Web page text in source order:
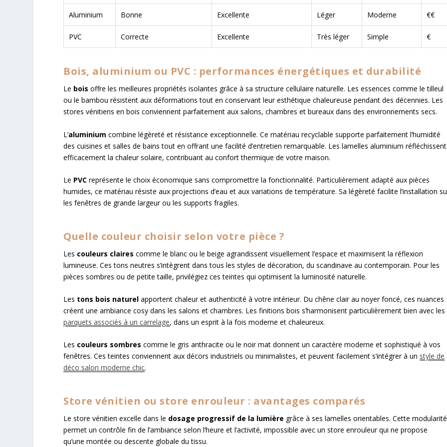
Aluminium Bonne Excellente Léger Moderne €€
PVC Correcte Excellente Très léger Simple €
Bois, aluminium ou PVC : performances énergétiques et durabilité
Le bois offre les meilleures propriétés isolantes grâce à sa structure cellulaire naturelle. Les essences comme le tilleul
ou le bambou résistent aux déformations tout en conservant leur esthétique chaleureuse pendant des décennies. Les
stores vénitiens en bois conviennent parfaitement aux salons, chambres et bureaux dans des environnements secs.
L’aluminium combine légèreté et résistance exceptionnelle. Ce matériau recyclable supporte parfaitement l’humidité
des cuisines et salles de bains tout en offrant une facilité d’entretien remarquable. Les lamelles aluminium réfléchissent
efficacement la chaleur solaire, contribuant au confort thermique de votre maison.
Le PVC représente le choix économique sans compromettre la fonctionnalité. Particulièrement adapté aux pièces
humides, ce matériau résiste aux projections d’eau et aux variations de température. Sa légèreté facilite l’installation
les fenêtres de grande largeur ou les supports fragiles.
Quelle couleur choisir selon votre pièce ?
Les couleurs claires comme le blanc ou le beige agrandissent visuellement l’espace et maximisent la réflexion
lumineuse. Ces tons neutres s’intègrent dans tous les styles de décoration, du scandinave au contemporain. Pour les
pièces sombres ou de petite taille, privilégiez ces teintes qui optimisent la luminosité naturelle.
Les tons bois naturel apportent chaleur et authenticité à votre intérieur. Du chêne clair au noyer foncé, ces nuances
créent une ambiance cosy dans les salons et chambres. Les finitions bois s’harmonisent particulièrement bien avec les
parquets associés à un carrelage, dans un esprit à la fois moderne et chaleureux.
Les couleurs sombres comme le gris anthracite ou le noir mat donnent un caractère moderne et sophistiqué à vos
fenêtres. Ces teintes conviennent aux décors industriels ou minimalistes, et peuvent facilement s’intégrer à un style de
déco salon moderne chic.
Store vénitien ou store enrouleur : avantages comparés
Le store vénitien excelle dans le dosage progressif de la lumière grâce à ses lamelles orientables. Cette modularité
permet un contrôle fin de l’ambiance selon l’heure et l’activité, impossible avec un store enrouleur qui ne propose
qu’une montée ou descente globale du tissu.